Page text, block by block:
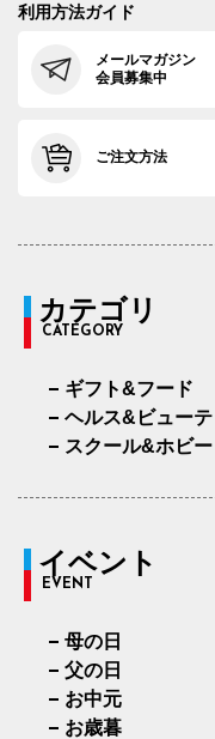
利用方法ガイド
メールマガジン
会員募集中
ご注文方法
カテゴリ
CATEGORY
ギフト&フード
ヘルス&ビュー
スクール&ホビー
イベント
EVENT
母の日
父の日
お中元
お歳暮